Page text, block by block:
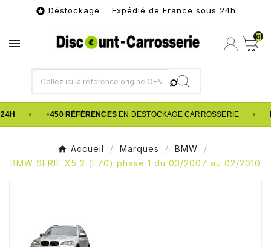
 Déstockage Expédié de France sous 24h
 0
• +450 RÉFÉRENCESEN DESTOCKAGE CARROSSERIE •
Accueil Marques
BMW
BMW SERIE X5 2 (E70) phase 1 du 03/2007 au 02/2010